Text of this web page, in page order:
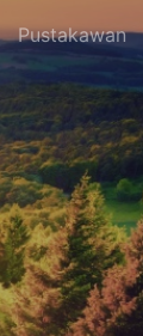
Pustakawan